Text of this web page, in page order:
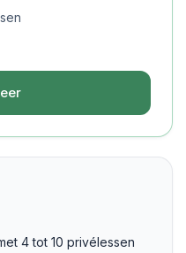
4 tot 10 privélessen